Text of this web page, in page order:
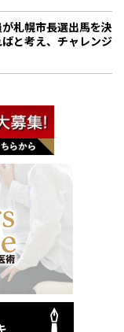
札幌市長選出馬を決
と考え、チャレンジ